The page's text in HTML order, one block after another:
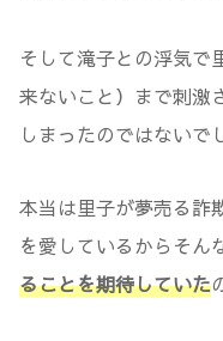
そして滝子との浮気で
来ないこと）まで刺激
しまったのではないで
本当は里子が夢売る詐
を愛しているからそん
ることを期待していた